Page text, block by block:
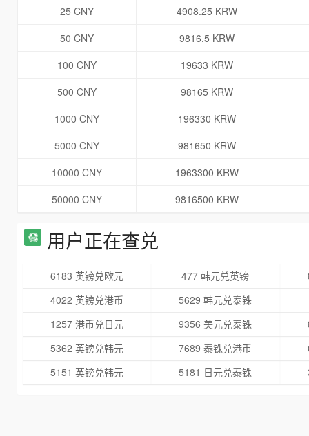
25 CNY
4908.25 KRW
50 CNY
9816.5 KRW
100 CNY
19633 KRW
500 CNY
98165 KRW
1000 CNY
196330 KRW
5000 CNY
981650 KRW
10000 CNY
1963300 KRW
50000 CNY
9816500 KRW
用户正在查兑
6183 英镑兑欧元 477 韩元兑英镑
4022 英镑兑港币
5629 韩元兑泰铢
1257 港币兑日元
9356 美元兑泰铢
5362 英镑兑韩元
7689 泰铢兑港币
5151 英镑兑韩元
5181 日元兑泰铢